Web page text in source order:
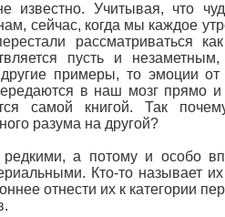
известно. Учитывая, что
сейчас, когда мы каждое
рассматриваться
пусть и
примеры, то эмоции от
в наш мозг прямо и
самой книгой. Так
разума на другой?
а потому и особо
Кто-то называет их
отнести их к категории